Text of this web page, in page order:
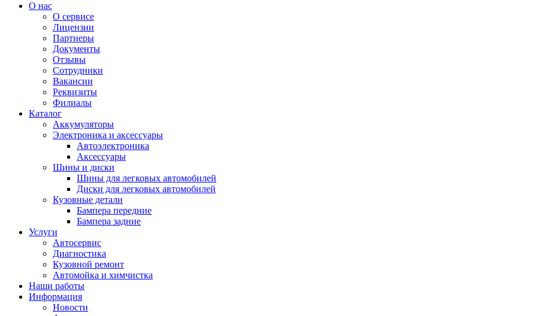
О нас
О сервисе
Лицензии
Партнеры
Документы
Отзывы
Сотрудники
Вакансии
Реквизиты
Филиалы
Каталог
Аккумуляторы
Электроника и аксессуары
Автоэлектроника
Аксессуары
Шины и диски
Шины для легковых автомобилей
Диски для легковых автомобилей
Кузовные детали
Бампера передние
Бампера задние
Услуги
Автосервис
Диагностика
Кузовной ремонт
Автомойка и химчистка
Наши работы
Информация
Новости